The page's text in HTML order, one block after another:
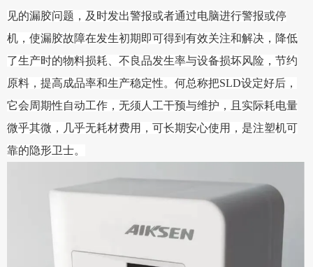
见的漏胶问题，及时发出警报或者通过电脑进行警报或停
机，使漏胶故障在发生初期即可得到有效关注和解决，降低
了生产时的物料损耗、不良品发生率与设备损坏风险，节约
原料，提高成品率和生产稳定性。何总称把SLD设定好后，
它会周期性自动工作，无须人工干预与维护，且实际耗电量
微乎其微，几乎无耗材费用，可长期安心使用，是注塑机可
靠的隐形卫士。